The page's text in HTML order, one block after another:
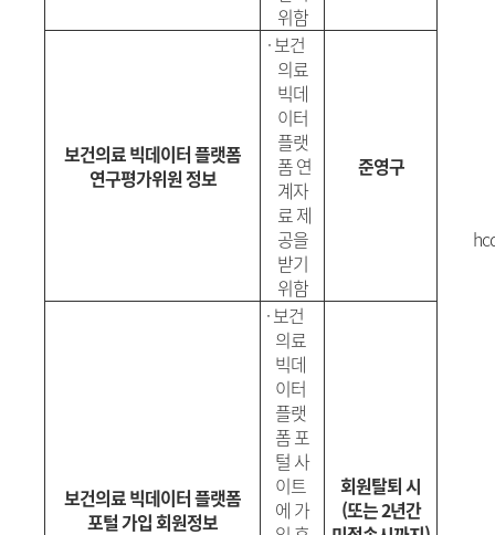
위함
보건의료 빅데이터 플랫폼
연구평가위원 정보
·보건
의료
빅데
이터
플랫
폼 연
계자
료 제
공을
받기
위함
준영구
보건의료 빅데이터 플랫폼
포털 가입 회원정보
·보건
의료
빅데
이터
플랫
폼 포
털 사
이트
에 가
회원탈퇴 시
(또는 2년간